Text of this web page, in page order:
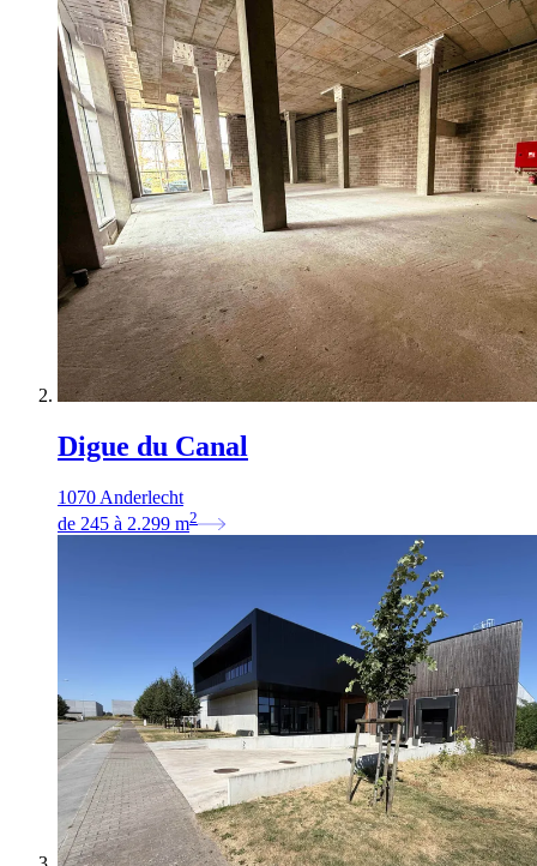
Digue du Canal
1070 Anderlecht
de 245 à 2.299 m2